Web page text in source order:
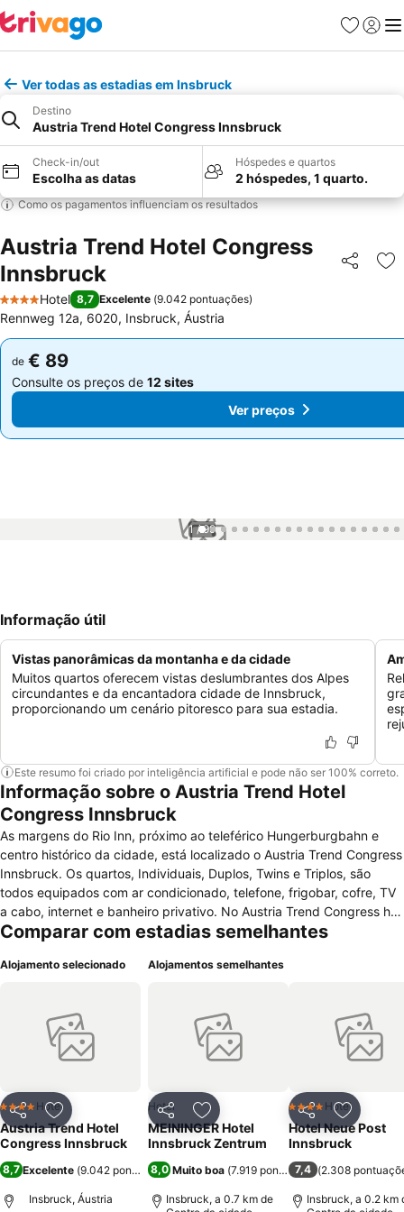
Favoritos
Iniciar
Ver todas as estadias em Insbruck
Destino
Austria Trend Hotel Congress Innsbruck
Check-in/out
Escolha as datas
Hóspedes e quartos
2 hóspedes, 1 quarto.
Como os pagamentos influenciam os resultados
Austria Trend Hotel Congress
Innsbruck
Partilhar
4 Estrelas
Hotel 8,7 Excelente (9.042 pontuações)
Rennweg 12a, 6020, Insbruck, Áustria
de € 89
Consulte os preços de 12 sites
de € 89
Consulte os preços de 12 sites
Ver preços
1 / 99
Informação útil
Vistas panorâmicas da montanha e da cidade
Muitos quartos oferecem vistas deslumbrantes dos Alpes
circundantes e da encantadora cidade de Innsbruck,
proporcionando um cenário pitoresco para sua estadia.
Este resumo foi criado por inteligência artificial e pode não ser 100% correto.
Informação sobre o Austria Trend Hotel
Congress Innsbruck
As margens do Rio Inn, próximo ao teleférico Hungerburgbahn e
centro histórico da cidade, está localizado o Austria Trend Congress
Innsbruck. Os quartos, Individuais, Duplos, Twins e Triplos, são
todos equipados com ar condicionado, telefone, frigobar, cofre, TV
a cabo, internet e banheiro privativo. No Austria Trend Congress há
recepção 24h, bar, restaurante, jardim, terraço, elevador, sala de
temperatura, quartos para não-fumadores e quartos com acesso à
engraxate, lavanderia com lavagem a seco, cardápios para dietas
especiais, check-in e check-out expressos. Sauna, solário,
academia e cassino são atividades disponíveis no próprio hotel.
recepção. A internet é liberada em todos os ambientes. O
estacionamento é pago. Animais de estimação são admitidos sob
custos adicionais. Crianças de até 11 anos não pagam por cama
check-out encerra às 11h.
Comparar com estadias semelhantes
Alojamento selecionado
PartilharAdicionar aos favoritos
4 EstrelasHotel
Austria Trend Hotel
Congress Innsbruck
8,7 Excelente (9.042 pontuações)
Insbruck, Áustria
Alojamentos semelhantes
PartilharAdicionar aos favoritos
Hotel
MEININGER Hotel
Innsbruck Zentrum
8,0 Muito boa (7.919 pontuações)
Insbruck, a 0.7 km de
Partilhar
4 EstrelasHotel
Hotel Neue Post
Innsbruck
7,4 (2.308
Insbruck, a 0.2 km